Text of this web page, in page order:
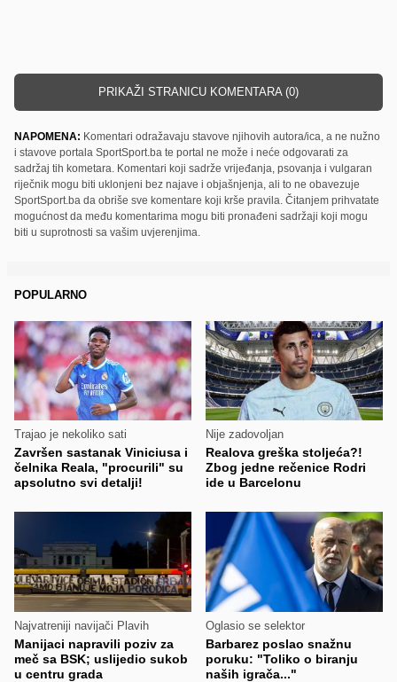
PRIKAŽI STRANICU KOMENTARA (0)
NAPOMENA: Komentari odražavaju stavove njihovih autora/ica, a ne nužno
i stavove portala SportSport.ba te portal ne može i neće odgovarati za
sadržaj tih kometara. Komentari koji sadrže vrijeđanja, psovanja i vulgaran
riječnik mogu biti uklonjeni bez najave i objašnjenja, ali to ne obavezuje
SportSport.ba da obriše sve komentare koji krše pravila. Čitanjem prihvatate
mogućnost da među komentarima mogu biti pronađeni sadržaji koji mogu
biti u suprotnosti sa vašim uvjerenjima.
POPULARNO
Trajao je nekoliko sati
Završen sastanak Viniciusa i
čelnika Reala, "procurili" su
apsolutno svi detalji!
Nije zadovoljan
Realova greška stoljeća?!
Zbog jedne rečenice Rodri
ide u Barcelonu
Najvatreniji navijači Plavih
Manijaci napravili poziv za
meč sa BSK; uslijedio sukob
u centru grada
Oglasio se selektor
Barbarez poslao snažnu
poruku: "Toliko o biranju
naših igrača..."